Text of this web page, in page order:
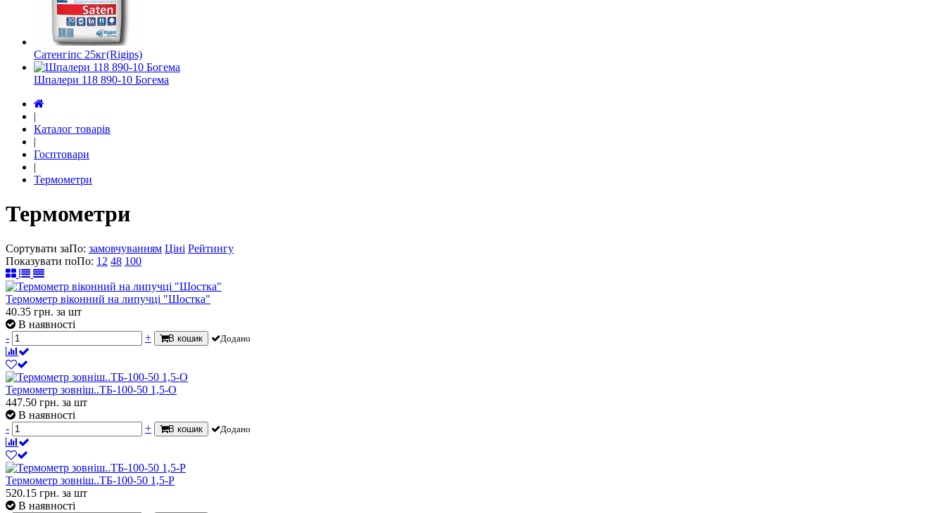
Сатенгіпс 25кг(Rigips)
Шпалери 118 890-10 Богема
|
Каталог товарів
|
Госптовари
|
Термометри
Термометри
Сортувати заПо: замовчуванням Ціні Рейтингу
Показувати поПо: 12 48 100
Термометр віконний на липучці "Шостка"
40.35 грн. за шт
В наявності
-
+ В кошик Додано
Термометр зовніш..ТБ-100-50 1,5-О
447.50 грн. за шт
В наявності
-
+ В кошик Додано
Термометр зовніш..ТБ-100-50 1,5-Р
520.15 грн. за шт
В наявності